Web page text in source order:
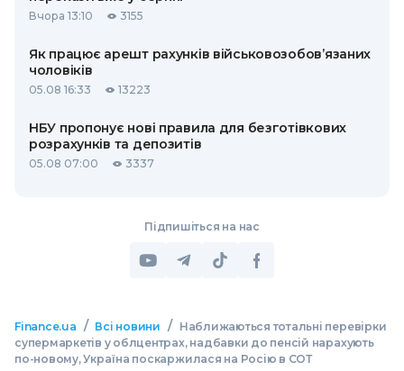
Вчора 13:10 3155
Як працює арешт рахунків військовозобов’язаних
чоловіків
05.08 16:33 13223
НБУ пропонує нові правила для безготівкових
розрахунків та депозитів
05.08 07:00 3337
Підпишіться на нас
Finance.ua / Всі новини /
Наближаються тотальні перевірки
супермаркетів у облцентрах, надбавки до пенсій нарахують
по-новому, Україна поскаржилася на Росію в СОТ